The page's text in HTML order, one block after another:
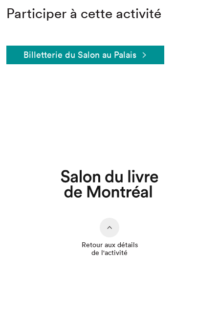
Participer à cette activité
Billetterie du Salon au Palais
Retour aux détails
de l'activité